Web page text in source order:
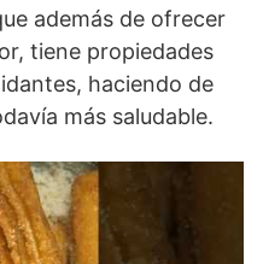
además de ofrecer
tiene propiedades
haciendo de
más saludable.